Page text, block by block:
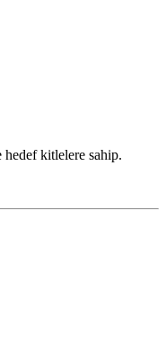
hedef kitlelere sahip.